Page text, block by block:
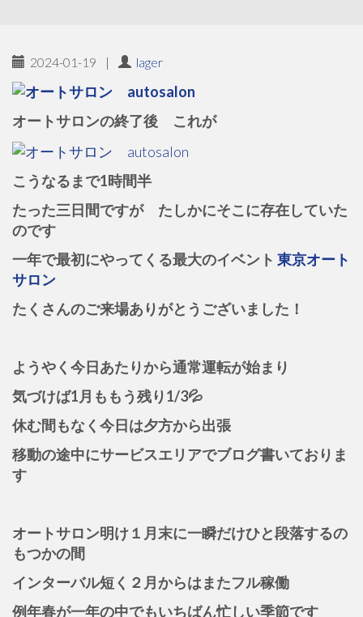
2024-01-19 | lager
オートサロンの終了後 これが
こうなるまで1時間半
たった三日間ですが たしかにそこに存在していた
のです
一年で最初にやってくる最大のイベント 東京オート
サロン
たくさんのご来場ありがとうございました！
ようやく今日あたりから通常運転が始まり
気づけば1月ももう残り1/3💦
休む間もなく今日は夕方から出張
移動の途中にサービスエリアでブログ書いておりま
す
オートサロン明け１月末に一瞬だけひと段落するの
もつかの間
インターバル短く２月からはまたフル稼働
例年春が一年の中でもいちばん忙しい季節です